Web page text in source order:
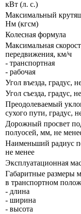
кВт (л. с.)
Максимальный
Нм (кгсм)
Колесная формула
Максимальная
передвижения, км/ч
- транспортная
- рабочая
Угол въезда, градус,
Угол съезда, градус,
Преодолеваемый
сухого пути, градус,
Дорожный просвет
полуосей, мм, не
Наименьший радиус
не менее
Эксплуатационная
Габаритные размеры
в транспортном
- длина
- ширина
- высота